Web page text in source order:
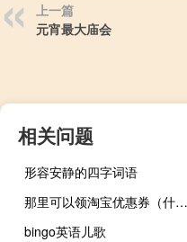
上一篇
元宵最大庙会
相关问题
形容安静的四字词语
那里可以领淘宝优惠券（什么地方可以领淘宝优惠券）
bingo英语儿歌